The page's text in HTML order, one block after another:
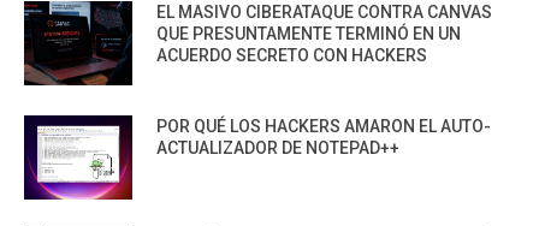
EL MASIVO CIBERATAQUE CONTRA CANVAS
QUE PRESUNTAMENTE TERMINÓ EN UN
ACUERDO SECRETO CON HACKERS
POR QUÉ LOS HACKERS AMARON EL AUTO-
ACTUALIZADOR DE NOTEPAD++